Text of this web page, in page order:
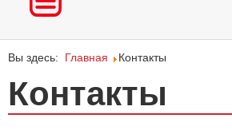
КОНТАКТЫ
Вы здесь: Главная Контакты
Контакты